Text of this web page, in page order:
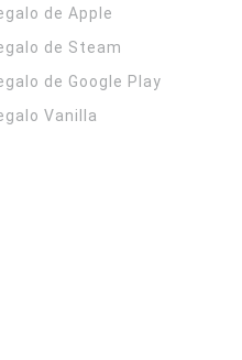
de Apple
de Steam
de Google Play
Vanilla